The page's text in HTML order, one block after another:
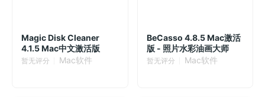
Magic Disk Cleaner
4.1.5 Mac中文激活版
暂无评分 Mac软件
BeCasso 4.8.5 Mac激活
版 - 照片水彩油画大师
暂无评分 Mac软件